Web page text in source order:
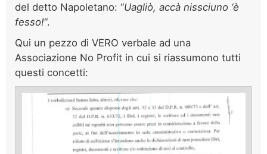
del detto Napoletano: “Uagliò, accà nissciuno ‘è
fesso!“.
Qui un pezzo di VERO verbale ad una
Associazione No Profit in cui si riassumono tutti
questi concetti: